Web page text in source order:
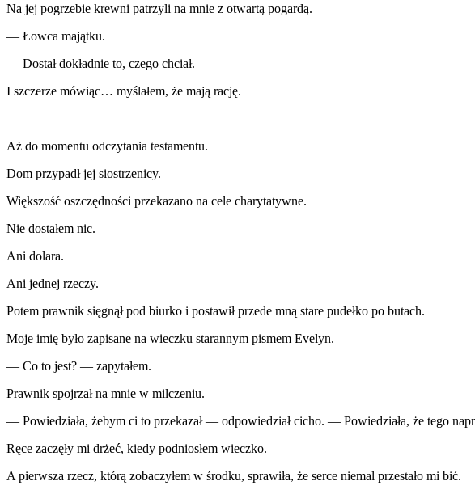
Na jej pogrzebie krewni patrzyli na mnie z otwartą pogardą.
— Łowca majątku.
— Dostał dokładnie to, czego chciał.
I szczerze mówiąc… myślałem, że mają rację.
Aż do momentu odczytania testamentu.
Dom przypadł jej siostrzenicy.
Większość oszczędności przekazano na cele charytatywne.
Nie dostałem nic.
Ani dolara.
Ani jednej rzeczy.
Potem prawnik sięgnął pod biurko i postawił przede mną stare pudełko po butach.
Moje imię było zapisane na wieczku starannym pismem Evelyn.
— Co to jest? — zapytałem.
Prawnik spojrzał na mnie w milczeniu.
— Powiedziała, żebym ci to przekazał — odpowiedział cicho. — Powiedziała, że tego
Ręce zaczęły mi drżeć, kiedy podniosłem wieczko.
A pierwsza rzecz, którą zobaczyłem w środku, sprawiła, że serce niemal przestało mi bić.